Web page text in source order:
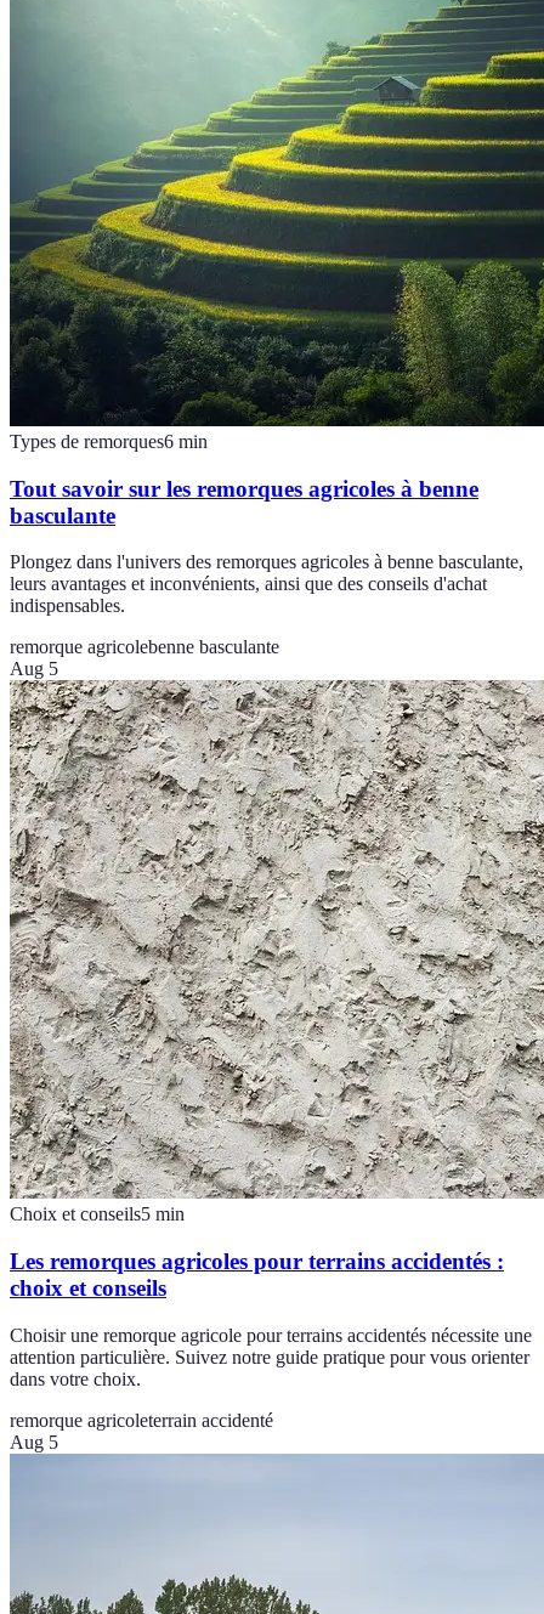
Types de remorques6 min
Tout savoir sur les remorques agricoles à benne
basculante
Plongez dans l'univers des remorques agricoles à benne basculante,
leurs avantages et inconvénients, ainsi que des conseils d'achat
indispensables.
remorque agricolebenne basculante
Aug 5
Choix et conseils5 min
Les remorques agricoles pour terrains accidentés :
choix et conseils
Choisir une remorque agricole pour terrains accidentés nécessite une
attention particulière. Suivez notre guide pratique pour vous orienter
dans votre choix.
remorque agricoleterrain accidenté
Aug 5